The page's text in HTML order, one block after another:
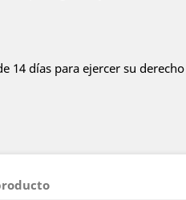
14 días para ejercer su